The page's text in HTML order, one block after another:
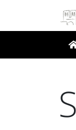
Panneau de gestion